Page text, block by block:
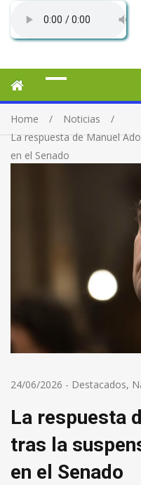
Home
Noticias
La respuesta de Manuel
en el Senado
24/06/2026 - Destacados,
La respuesta
tras la
en el Senado